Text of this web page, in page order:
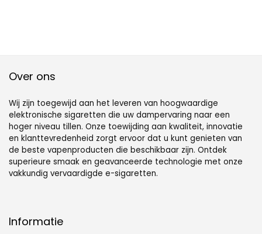
Over ons
Wij zijn toegewijd aan het leveren van hoogwaardige
elektronische sigaretten die uw dampervaring naar een
hoger niveau tillen. Onze toewijding aan kwaliteit, innovatie
en klanttevredenheid zorgt ervoor dat u kunt genieten van
de beste vapenproducten die beschikbaar zijn. Ontdek
superieure smaak en geavanceerde technologie met onze
vakkundig vervaardigde e-sigaretten.
Informatie